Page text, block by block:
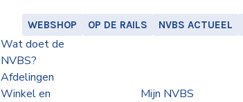
WEBSHOP OP DE RAILS NVBS ACTUEEL
Wat doet de
NVBS?
Afdelingen
Winkel en
Mijn NVBS